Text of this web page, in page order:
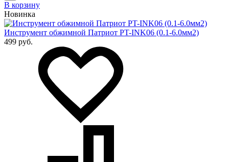
В корзину
Новинка
Инструмент обжимной Патриот PT-INK06 (0.1-6.0мм2)
499 руб.